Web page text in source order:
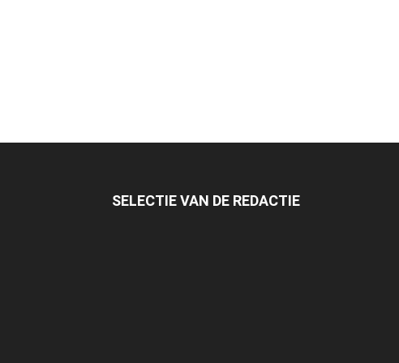
SELECTIE VAN DE REDACTIE